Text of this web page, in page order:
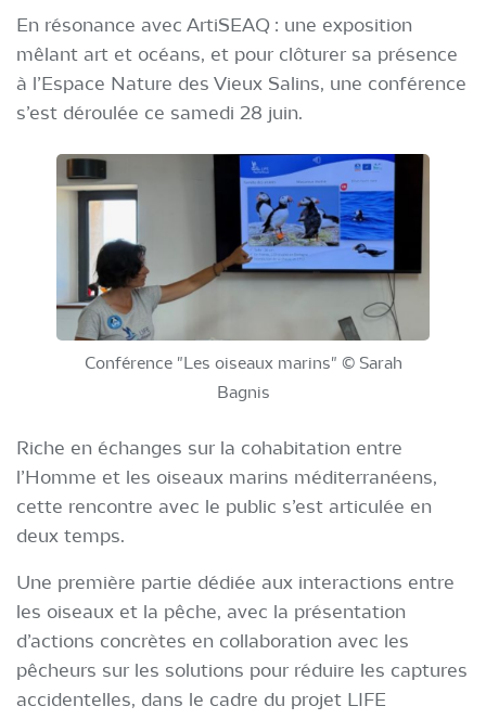
En résonance avec ArtiSEAQ : une exposition
mêlant art et océans, et pour clôturer sa présence
à l’Espace Nature des Vieux Salins, une conférence
s’est déroulée ce samedi 28 juin.
Conférence "Les oiseaux marins" © Sarah
Bagnis
Riche en échanges sur la cohabitation entre
l’Homme et les oiseaux marins méditerranéens,
cette rencontre avec le public s’est articulée en
deux temps.
Une première partie dédiée aux interactions entre
les oiseaux et la pêche, avec la présentation
d’actions concrètes en collaboration avec les
pêcheurs sur les solutions pour réduire les captures
accidentelles, dans le cadre du projet LIFE